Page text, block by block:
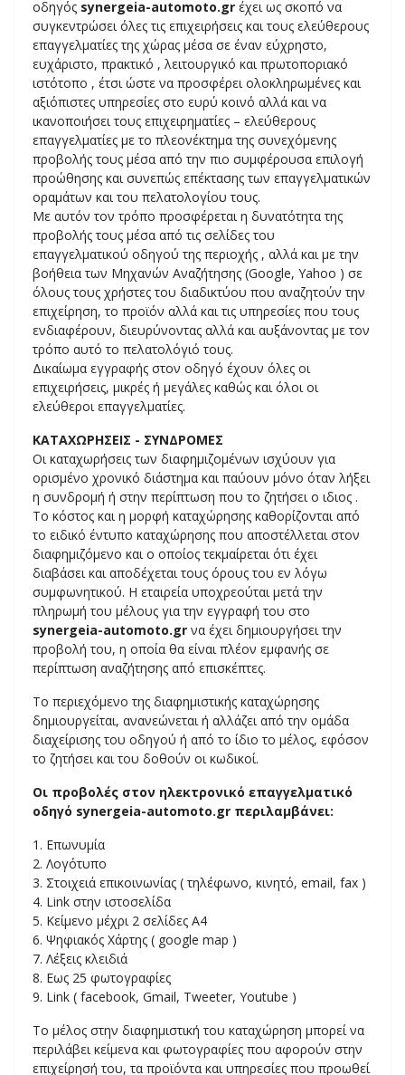
οδηγός synergeia-automoto.gr έχει ως σκοπό να
συγκεντρώσει όλες τις επιχειρήσεις και τους ελεύθερους
επαγγελματίες της χώρας μέσα σε έναν εύχρηστο,
ευχάριστο, πρακτικό , λειτουργικό και πρωτοποριακό
ιστότοπο , έτσι ώστε να προσφέρει ολοκληρωμένες και
αξιόπιστες υπηρεσίες στο ευρύ κοινό αλλά και να
ικανοποιήσει τους επιχειρηματίες – ελεύθερους
επαγγελματίες με το πλεονέκτημα της συνεχόμενης
προβολής τους μέσα από την πιο συμφέρουσα επιλογή
προώθησης και συνεπώς επέκτασης των επαγγελματικών
οραμάτων και του πελατολογίου τους.
Με αυτόν τον τρόπο προσφέρεται η δυνατότητα της
προβολής τους μέσα από τις σελίδες του
επαγγελματικού οδηγού της περιοχής , αλλά και με την
βοήθεια των Μηχανών Αναζήτησης (Google, Yahoo ) σε
όλους τους χρήστες του διαδικτύου που αναζητούν την
επιχείρηση, το προϊόν αλλά και τις υπηρεσίες που τους
ενδιαφέρουν, διευρύνοντας αλλά και αυξάνοντας με τον
τρόπο αυτό το πελατολόγιό τους.
Δικαίωμα εγγραφής στον οδηγό έχουν όλες οι
επιχειρήσεις, μικρές ή μεγάλες καθώς και όλοι οι
ελεύθεροι επαγγελματίες.
ΚΑΤΑΧΩΡΗΣΕΙΣ - ΣΥΝΔΡΟΜΕΣ
Οι καταχωρήσεις των διαφημιζομένων ισχύουν για
ορισμένο χρονικό διάστημα και παύουν μόνο όταν λήξει
η συνδρομή ή στην περίπτωση που το ζητήσει ο ιδιος .
Το κόστος και η μορφή καταχώρησης καθορίζονται από
το ειδικό έντυπο καταχώρησης που αποστέλλεται στον
διαφημιζόμενο και ο οποίος τεκμαίρεται ότι έχει
διαβάσει και αποδέχεται τους όρους του εν λόγω
συμφωνητικού. Η εταιρεία υποχρεούται μετά την
πληρωμή του μέλους για την εγγραφή του στο
synergeia-automoto.gr να έχει δημιουργήσει την
προβολή του, η οποία θα είναι πλέον εμφανής σε
περίπτωση αναζήτησης από επισκέπτες.
Το περιεχόμενο της διαφημιστικής καταχώρησης
δημιουργείται, ανανεώνεται ή αλλάζει από την ομάδα
διαχείρισης του οδηγού ή από το ίδιο το μέλος, εφόσον
το ζητήσει και του δοθούν οι κωδικοί.
Οι προβολές στον ηλεκτρονικό επαγγελματικό
οδηγό synergeia-automoto.gr περιλαμβάνει:
1. Επωνυμία
2. Λογότυπο
3. Στοιχειά επικοινωνίας ( τηλέφωνο, κινητό, email, fax )
4. Link στην ιστοσελίδα
5. Κείμενο μέχρι 2 σελίδες Α4
6. Ψηφιακός Χάρτης ( google map )
7. Λέξεις κλειδιά
8. Εως 25 φωτογραφίες
9. Link ( facebook, Gmail, Tweeter, Youtube )
Το μέλος στην διαφημιστική του καταχώρηση μπορεί να
περιλάβει κείμενα και φωτογραφίες που αφορούν στην
επιχείρησή του, τα προϊόντα και υπηρεσίες που προωθεί